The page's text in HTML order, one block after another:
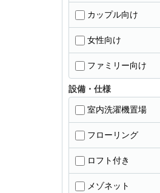
カップル向け
女性向け
ファミリー向け
設備・仕様
室内洗濯機置場
フローリング
ロフト付き
メゾネット